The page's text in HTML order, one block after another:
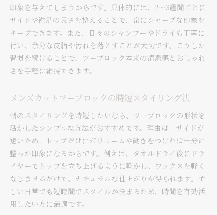
印象を与えてしまうからです。具体的には、2〜3週間ごとに
サイドや襟足の長さを整えることで、常にシャープな印象を
キープできます。また、日々のシャンプーやドライも丁寧に
行い、余分な皮脂や汚れを落とすことが大切です。こうした
習慣を続けることで、ツーブロック本来の清潔感とおしゃれ
さを手軽に維持できます。
メンズカットツーブロックの時短スタイリング法
朝のスタイリングを時短したいなら、ツーブロックの形状を
活かしたシンプルな方法がおすすめです。理由は、サイドが
短いため、トップだけにボリュームや動きをつければ十分に
整った印象になるからです。例えば、タオルドライ後にドラ
イヤーでトップを立ち上げるように乾かし、ワックスを軽く
なじませるだけで、ナチュラルな仕上がりが得られます。忙
しい日常でも短時間でスタイルが決まるため、時間を有効活
用したい方に最適です。